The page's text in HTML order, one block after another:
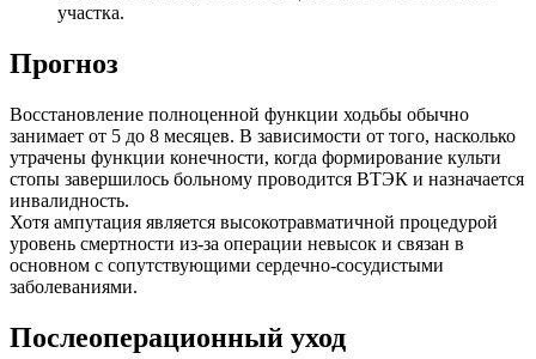
участка.
Прогноз
Восстановление полноценной функции ходьбы обычно
занимает от 5 до 8 месяцев. В зависимости от того, насколько
утрачены функции конечности, когда формирование культи
стопы завершилось больному проводится ВТЭК и назначается
инвалидность.
Хотя ампутация является высокотравматичной процедурой
уровень смертности из-за операции невысок и связан в
основном с сопутствующими сердечно-сосудистыми
заболеваниями.
Послеоперационный уход